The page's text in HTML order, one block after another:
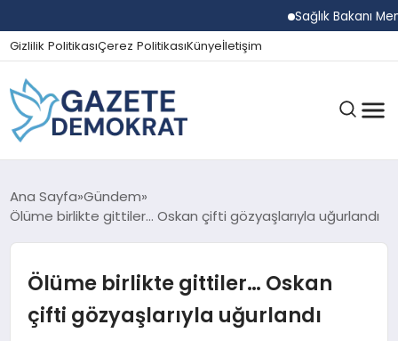
Sağlık Bakanı
Gizlilik PolitikasıÇerez PolitikasıKünyeİletişim
GÜNDEM
SPOR
Ana Sayfa Gündem
Ölüme birlikte gittiler… Oskan çifti gözyaşlarıyla uğurlandı
Ölüme birlikte gittiler… Oskan
çifti gözyaşlarıyla uğurlandı